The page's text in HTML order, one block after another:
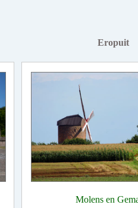
Eropuit
Molens en